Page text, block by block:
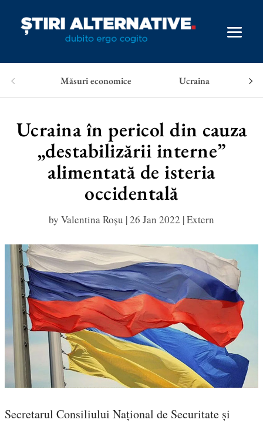
Măsuri economice Ucraina
Ucraina în pericol din cauza
„destabilizării interne”
alimentată de isteria
occidentală
by Valentina Roșu |26 Jan 2022 |Extern
Secretarul Consiliului Național de Securitate și